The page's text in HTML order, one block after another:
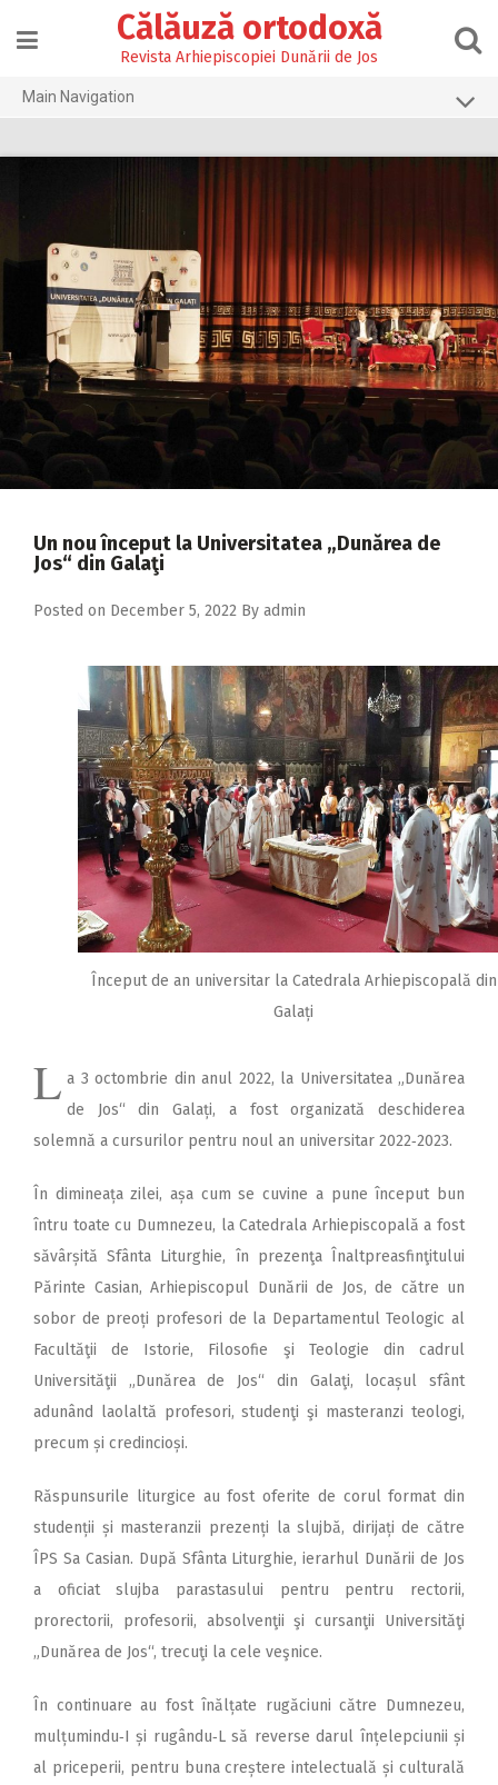
content
Călăuză ortodoxă
Revista Arhiepiscopiei Dunării de Jos
Main Navigation
2025
2024
2023
2022
2021
2020
2017
Un nou început la Universitatea „Dunărea de
Jos“ din Galaţi
Posted on December 5, 2022 By admin
Început de an universitar la Catedrala Arhiepiscopală din
Galați
L a 3 octombrie din anul 2022, la Universitatea „Dunărea
de Jos“ din Galați, a fost organizată deschiderea
solemnă a cursurilor pentru noul an universitar 2022‑2023.
În dimineața zilei, așa cum se cuvine a pune început bun
întru toate cu Dumnezeu, la Catedrala Arhiepiscopală a fost
săvârșită Sfânta Liturghie, în prezenţa Înaltpreasfinţitului
Părinte Casian, Arhiepiscopul Dunării de Jos, de către un
sobor de preoți profesori de la Departamentul Teologic al
Facultăţii de Istorie, Filosofie şi Teologie din cadrul
Universităţii „Dunărea de Jos“ din Galaţi, locașul sfânt
adunând laolaltă profesori, studenţi şi masteranzi teologi,
precum și credincioși.
Răspunsurile liturgice au fost oferite de corul format din
studenții și masteranzii prezenți la slujbă, dirijați de către
ÎPS Sa Casian. După Sfânta Liturghie, ierarhul Dunării de Jos
a oficiat slujba parastasului pentru pentru rectorii,
prorectorii, profesorii, absolvenţii şi cursanţii Universităţi
„Dunărea de Jos“, trecuţi la cele veşnice.
În continuare au fost înălțate rugăciuni către Dumnezeu,
mulțumindu‑I și rugându‑L să reverse darul înțelepciunii și
al priceperii, pentru buna creștere intelectuală și culturală